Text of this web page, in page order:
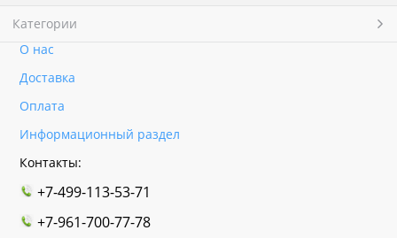
Категории
О нас
Доставка
Оплата
Информационный раздел
Контакты:
+7-499-113-53-71
+7-961-700-77-78